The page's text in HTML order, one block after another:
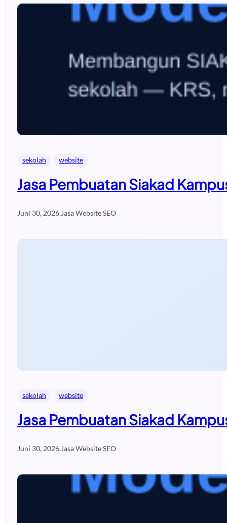
sekolah website
Jasa Pembuatan Siakad
Juni 30, 2026.Jasa Website SEO
sekolah website
Jasa Pembuatan Siakad
Juni 30, 2026.Jasa Website SEO